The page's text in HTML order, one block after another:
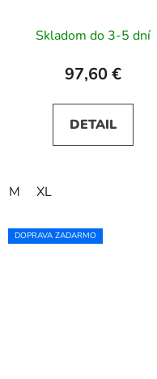
červené
Skladom do 3-5 dní
97,60 €
DETAIL
M XL
DOPRAVA ZADARMO